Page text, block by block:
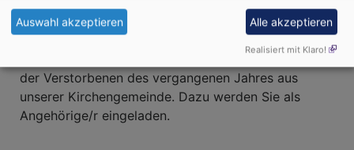
namentlich verlesen.
Außerdem gedenken wir jedes Jahr am
der Verstorbenen des vergangenen Jahres aus
unserer Kirchengemeinde. Dazu werden Sie als
Angehörige/r eingeladen.
Auswahl akzeptieren Alle akzeptieren
Realisiert mit Klaro!